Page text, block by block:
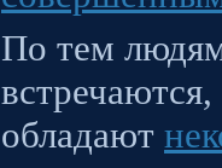
По тем
обладают